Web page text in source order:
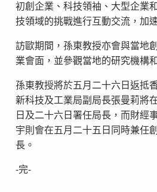
初創企業、科技領袖、大型企業
技領域的挑戰進行互動交流，加
訪歐期間，孫東教授亦會與當地
業會面，並參觀當地的研究機構
孫東教授將於五月二十六日返抵
新科技及工業局副局長張曼莉將
日及二十六日署任局長，而財經
宇則會在五月二十五日同時兼任
長。
-完-